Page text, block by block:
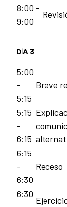
8:00 -
9:00
DÍA 3
5:00
-
5:15
Breve
5:15
-
6:15
6:15
-
6:30
Receso
6:30